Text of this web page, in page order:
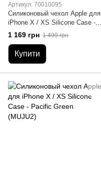
Артикул: 70010095
Силиконовый чехол Apple для
iPhone X / XS Silicone Case -
Hibiscus (MUJT2)
1 169 грн 1 499 грн
Купити